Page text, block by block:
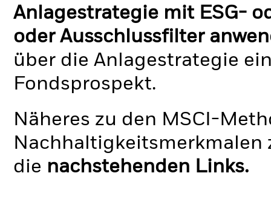
Anlagestrategie mit ESG-
oder Ausschlussfilter
über die Anlagestrategie
Fondsprospekt.
Näheres zu den MSCI-
Nachhaltigkeitsmerkmalen
die nachstehenden Links.